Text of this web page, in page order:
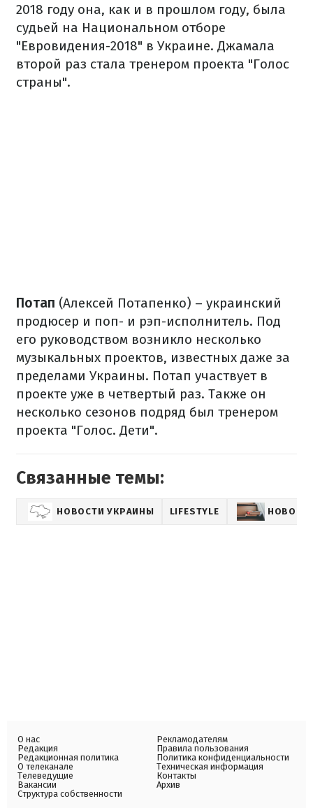
2018 году она, как и в прошлом году, была
судьей на Национальном отборе
"Евровидения-2018" в Украине. Джамала
второй раз стала тренером проекта "Голос
страны".
Потап (Алексей Потапенко) – украинский
продюсер и поп- и рэп-исполнитель. Под
его руководством возникло несколько
музыкальных проектов, известных даже за
пределами Украины. Потап участвует в
проекте уже в четвертый раз. Также он
несколько сезонов подряд был тренером
проекта "Голос. Дети".
Связанные темы:
НОВОСТИ УКРАИНЫ LIFESTYLE
О нас
Редакция
Редакционная политика
О телеканале
Телеведущие
Вакансии
Структура собственности
Рекламодателям
Правила пользования
Политика конфиденциальности
Техническая информация
Контакты
Архив